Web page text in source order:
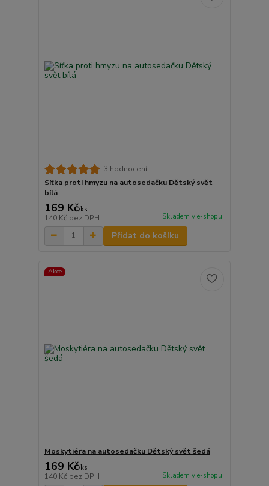
3 hodnocení
Síťka proti hmyzu na autosedačku Dětský svět
bílá
169 Kč/ks
140 Kč bez DPH Skladem v e-shopu
Přidat do košíku
Akce
Moskytiéra na autosedačku Dětský svět šedá
169 Kč/ks
140 Kč bez DPH Skladem v e-shopu